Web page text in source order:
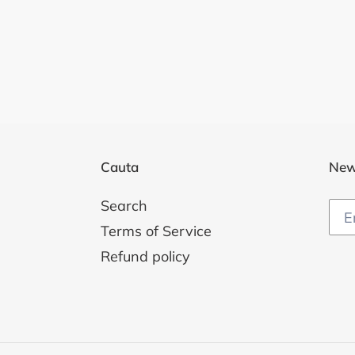
Cauta
Search
Terms of Service
Refund policy